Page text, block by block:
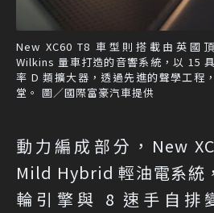
New XC60 T8 車型則搭載由英國
Wilkins 量車打造的音響系統，以 15
率 D 類擴大器，透過先進的聲學工程
堂。 圖／國際富豪汽車提供
動力編成部分，New
Mild Hybrid 輕油電系統
輪引擎與 8 速手自排